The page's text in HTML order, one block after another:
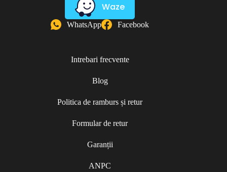
Waze
WhatsApp Facebook
Intrebari frecvente
Blog
Politica de ramburs și retur
Formular de retur
Garanții
ANPC